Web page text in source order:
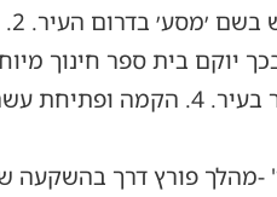
4.9.25 – מרכז החדשנות הגדול